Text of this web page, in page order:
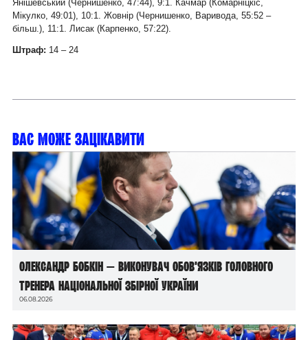
Янішевський (Чернишенко, 47:44), 9:1. Качмар (Комарніцкіс,
Мікулко, 49:01), 10:1. Жовнір (Чернишенко, Варивода, 55:52 –
більш.), 11:1. Лисак (Карпенко, 57:22).
Штраф: 14 – 24
Вас може зацікавити
Олександр Бобкін — виконувач обов’язків головного
тренера національної збірної України
06.08.2026